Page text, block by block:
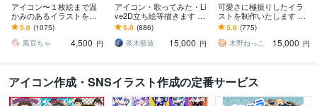
アイコン〜１枚絵まで温
かみのあるイラストを描
きます ★ココナラ自体が
初めての方も、お気軽に
ご相談ください♪★
5.0 (1075)
黒豆ちゃ
4,500 円
アイコン・歌ってみた・Li
ve2D立ち絵等描きます ち
びキャラや配信用イラス
ト等、幅広く制作してい
ます！
5.0 (886)
茶木藍波
15,000 円
可愛さに極振りしたイラ
ストを制作いたします ★
商用利用＆二次利用込
み！ミニキャラは小物２
点まで無料！★
5.0 (775)
木野ねっこ
15,000 円
アイコン作成・SNSイラスト作成の定番サービス